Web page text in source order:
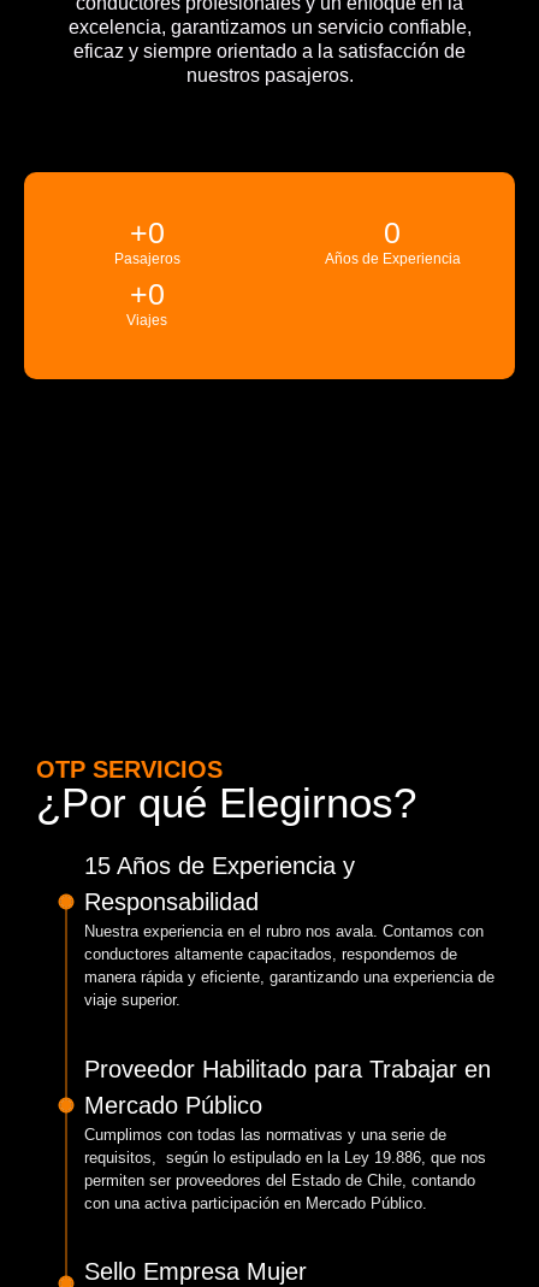
excelencia, garantizamos un servicio confiable,
eficaz y siempre orientado a la satisfacción de
nuestros pasajeros.
Pasajeros
+0
Años de Experiencia
0
Viajes
+0
OTP SERVICIOS
¿Por qué Elegirnos?
15 Años de Experiencia y
Responsabilidad
Nuestra experiencia en el rubro nos avala. Contamos con
conductores altamente capacitados, respondemos de
manera rápida y eficiente, garantizando una experiencia de
viaje superior.
Proveedor Habilitado para Trabajar en
Mercado Público
Cumplimos con todas las normativas y una serie de
requisitos, según lo estipulado en la Ley 19.886, que nos
permiten ser proveedores del Estado de Chile, contando
con una activa participación en Mercado Público.
Sello Empresa Mujer